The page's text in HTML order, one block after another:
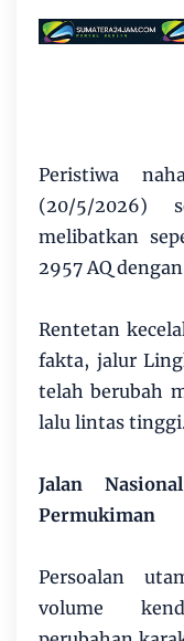
Peristiwa
(20/5/2026)
melibatkan
2957 AQ
Rentetan
fakta, jalur
telah berubah
lalu lintas
Jalan
Permukiman
Persoalan
volume